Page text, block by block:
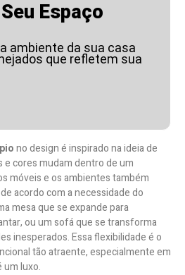
Espaço
ambiente da sua casa
que refletem sua
no design é inspirado na ideia de
e cores mudam dentro de um
móveis e os ambientes também
acordo com a necessidade do
mesa que se expande para
ou um sofá que se transforma
inesperados. Essa flexibilidade é o
tão atraente, especialmente em
um luxo.